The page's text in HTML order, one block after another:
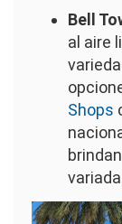
Bell
al aire
Shops
Imagen